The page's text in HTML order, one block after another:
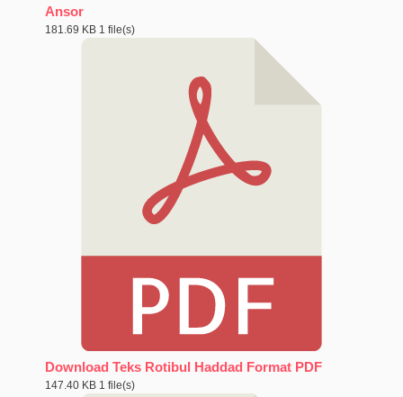
Ansor
181.69 KB 1 file(s)
Download Teks Rotibul Haddad Format PDF
147.40 KB 1 file(s)